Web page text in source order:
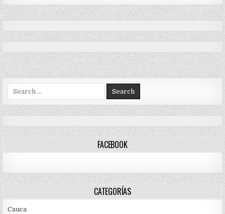
Search
for:
FACEBOOK
CATEGORÍAS
Cauca